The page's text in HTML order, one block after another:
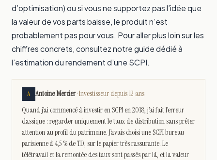
d’optimisation) ou si vous ne supportez pas l’idée que
la valeur de vos parts baisse, le produit n’est
probablement pas pour vous. Pour aller plus loin sur les
chiffres concrets, consultez notre guide dédié à
l’estimation du rendement d’une SCPI.
A Antoine Mercier· Investisseur depuis 12 ans
Quand j’ai commencé à investir en SCPI en 2018, j’ai fait l’erreur
classique : regarder uniquement le taux de distribution sans prêter
attention au profil du patrimoine. J’avais choisi une SCPI bureau
parisienne à 4,5 % de TD, sur le papier très rassurante. Le
télétravail et la remontée des taux sont passés par là, et la valeur